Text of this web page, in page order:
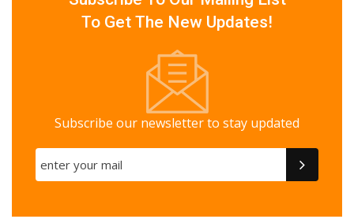
To Get The New Updates!
Subscribe our newsletter to stay updated